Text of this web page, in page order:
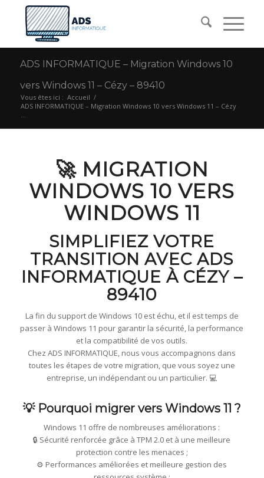
ADS INFORMATIQUE – Migration Windows 10
vers Windows 11 – Cézy – 89410
Vous êtes ici : Accueil /
ADS INFORMATIQUE – Migration Windows 10 vers Windows 11 – Cézy
...
🚀 MIGRATION
WINDOWS 10 VERS
WINDOWS 11
SIMPLIFIEZ VOTRE
TRANSITION AVEC ADS
INFORMATIQUE À CÉZY –
89410
La fin du support de Windows 10 est échu, et il est temps de
passer à Windows 11 pour garantir la sécurité, la performance
et la compatibilité de vos outils.
Chez ADS INFORMATIQUE, nous vous accompagnons dans
toutes les étapes de votre migration, que vous soyez une
entreprise, un indépendant ou un particulier. 💻
💡 Pourquoi migrer vers Windows 11 ?
Windows 11 offre de nombreuses améliorations :
🔒 Sécurité renforcée grâce à TPM 2.0 et à une meilleure
protection contre les menaces ;
⚙️ Performances améliorées et meilleure gestion des